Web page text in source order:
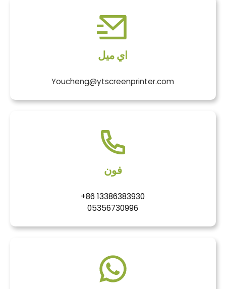
اي ميل
Youcheng@ytscreenprinter.com
فون
+86 13386383930
05356730996